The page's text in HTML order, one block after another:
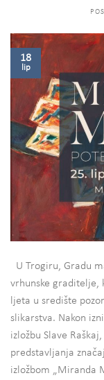
18
lip
U Trogiru, Gradu
vrhunske graditelje,
ljeta u središte
slikarstva. Nakon
izložbu Slave
predstavljanja
izložbom „Miranda